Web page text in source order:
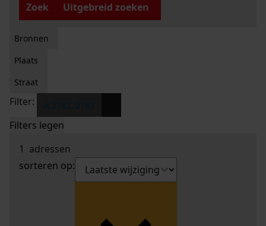
Zoek
Uitgebreid zoeken
Bronnen
Plaats
Straat
Filter:
Filters legen
1 adressen
sorteren op: